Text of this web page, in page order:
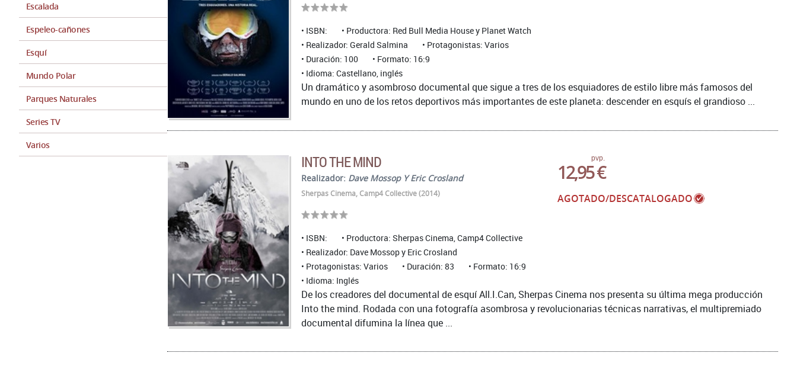
Escalada
Espeleo-cañones
Esquí
Mundo Polar
Parques Naturales
Series TV
Varios
ISBN:
Productora: Red Bull Media House y Planet Watch
Realizador: Gerald Salmina
Protagonistas: Varios
Duración: 100
Formato: 16:9
Idioma: Castellano, inglés
Un dramático y asombroso documental que sigue a tres de los esquiadores de estilo libre más famosos del
mundo en uno de los retos deportivos más importantes de este planeta: descender en esquís el grandioso ...
INTO THE MIND
Realizador: Dave Mossop Y Eric Crosland
Sherpas Cinema, Camp4 Collective (2014)
ISBN:
Productora: Sherpas Cinema, Camp4 Collective
Realizador: Dave Mossop y Eric Crosland
Protagonistas: Varios
Duración: 83
Formato: 16:9
Idioma: Inglés
pvp.
12,95 €
AGOTADO/DESCATALOGADO
De los creadores del documental de esquí All.I.Can, Sherpas Cinema nos presenta su última mega producción
Into the mind. Rodada con una fotografía asombrosa y revolucionarias técnicas narrativas, el multipremiado
documental difumina la línea que ...